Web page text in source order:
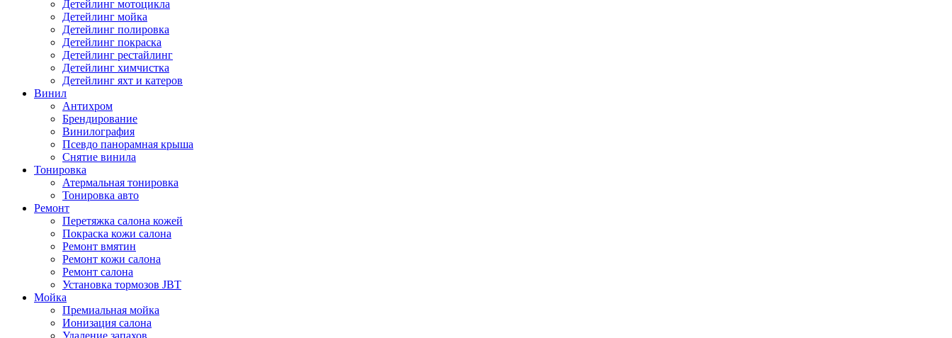
Детейлинг мотоцикла
Детейлинг мойка
Детейлинг полировка
Детейлинг покраска
Детейлинг рестайлинг
Детейлинг химчистка
Детейлинг яхт и катеров
Винил
Антихром
Брендирование
Винилография
Псевдо панорамная крыша
Снятие винила
Тонировка
Атермальная тонировка
Тонировка авто
Ремонт
Перетяжка салона кожей
Покраска кожи салона
Ремонт вмятин
Ремонт кожи салона
Ремонт салона
Установка тормозов JBT
Мойка
Премиальная мойка
Ионизация салона
Удаление запахов